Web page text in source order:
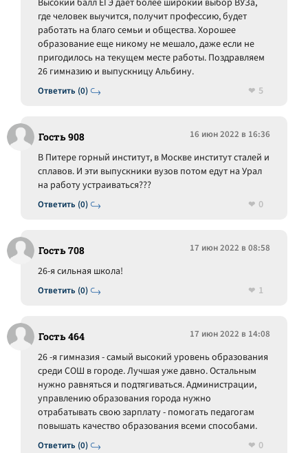
Ответить (0)
Высокий балл ЕГЭ дает более широкий выбор ВУЗа,
где человек выучится, получит профессию, будет
работать на благо семьи и общества. Хорошее
образование еще никому не мешало, даже если не
пригодилось на текущем месте работы. Поздравляем
26 гимназию и выпускницу Альбину.
5
Гость 908 16 июн 2022 в 16:36
Ответить (0)
В Питере горный институт, в Москве институт сталей и
сплавов. И эти выпускники вузов потом едут на Урал
на работу устраиваться???
0
Гость 708 17 июн 2022 в 08:58
Ответить (0)
26-я сильная школа!
1
Гость 464 17 июн 2022 в 14:08
Ответить (0)
26 -я гимназия - самый высокий уровень образования
среди СОШ в городе. Лучшая уже давно. Остальным
нужно равняться и подтягиваться. Администрации,
управлению образования города нужно
отрабатывать свою зарплату - помогать педагогам
повышать качество образования всеми способами.
0